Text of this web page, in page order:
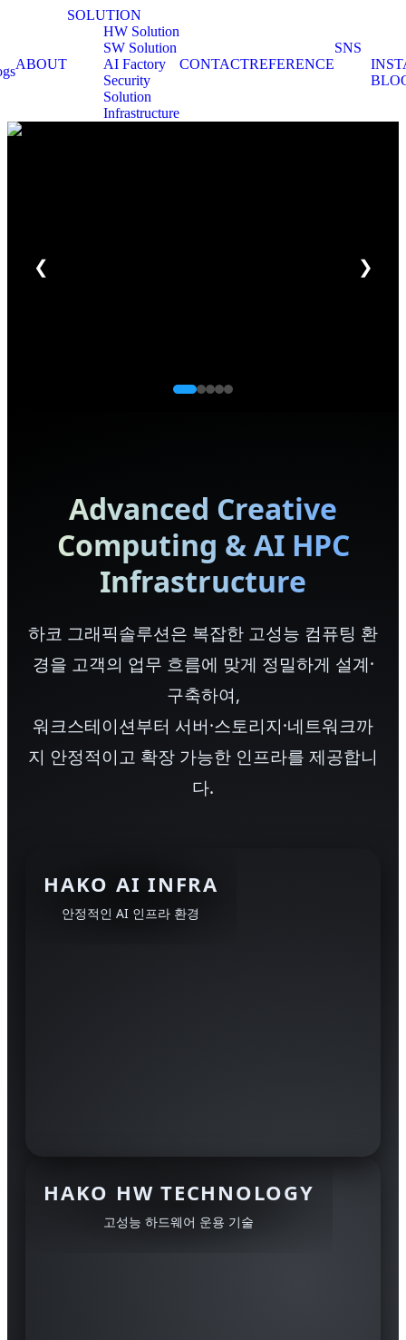
ABOUT
SOLUTION
HW Solution
SW Solution
AI Factory
Security
Solution
Infrastructure
CONTACTREFERENCE
SNS
❮ ❯
Advanced Creative
Computing & AI HPC
Infrastructure
하코 그래픽솔루션은 복잡한 고성능 컴퓨팅 환
경을 고객의 업무 흐름에 맞게 정밀하게 설계·
구축하여,
워크스테이션부터 서버·스토리지·네트워크까
지 안정적이고 확장 가능한 인프라를 제공합니
다.
HAKO AI INFRA
안정적인 AI 인프라 환경
HAKO HW TECHNOLOGY
고성능 하드웨어 운용 기술